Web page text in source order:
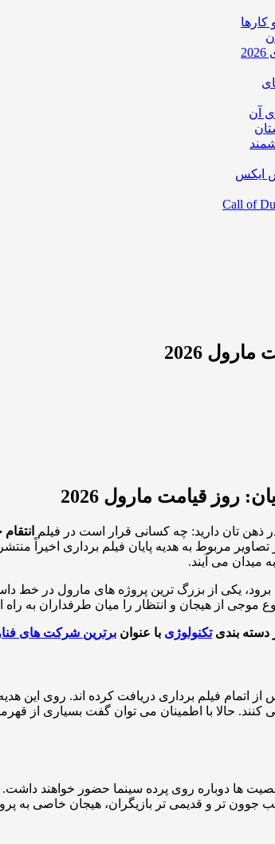
آن
ایکس
2026
روز قیامت مارول 2026
ذهن تان دارید: چه کسانی قرار است در فیلم
مربوط به هدیه پایان فیلم برداری اخیراً
میدان می آیند.
در سال 2026 روی پرده برود، یکی از بزرگ ترین پروژه
موجی از هیجان و انتظار را میان طرفداران به راه
دسته بندیتکنولوژی با عنوان برترین شرکت های
اتمام فیلم برداری دریافت کرده اند. روی
کنند. حالا با اطمینان می توان گفت بسیاری از
دوباره روی پرده سینما حضور خواهند داشت. در
جوون تر و قدیمی تر بازیگران، هیجان خاصی به